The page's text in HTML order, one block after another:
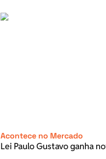
Acontece no Mercado
Lei Paulo Gustavo ganha